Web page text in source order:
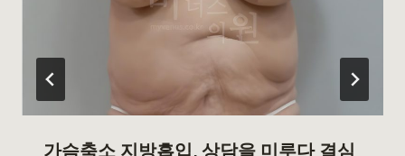
가슴축소 지방흡입, 상담을 미루다 결심